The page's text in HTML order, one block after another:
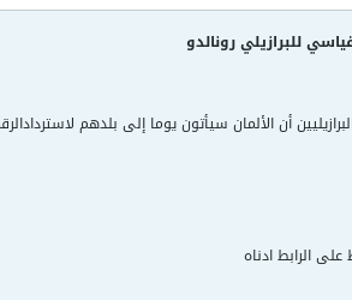
للبرازيلي رونالدو
أن الألمان سيأتون يوما إلى بلدهم
على الرابط ادناه